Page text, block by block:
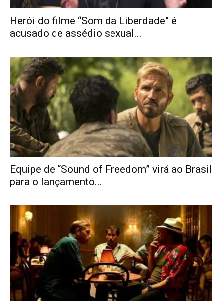
Herói do filme “Som da Liberdade” é
acusado de assédio sexual...
Equipe de “Sound of Freedom” virá ao Brasil
para o lançamento...